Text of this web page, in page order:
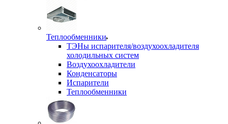
Теплообменники
ТЭНы испарителя/воздухоохладителя
холодильных систем
Воздухоохладители
Конденсаторы
Испарители
Теплообменники